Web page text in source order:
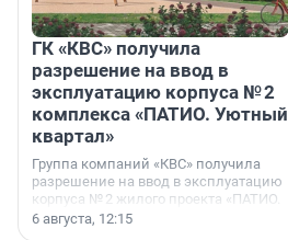
ГК «КВС» получила
разрешение на ввод в
эксплуатацию корпуса № 2
комплекса «ПАТИО. Уютный
квартал»
Группа компаний «КВС» получила
разрешение на ввод в эксплуатацию
корпуса № 2 жилого проекта «ПАТИО.
Уютный квартал», расположенного во
6 августа, 12:15